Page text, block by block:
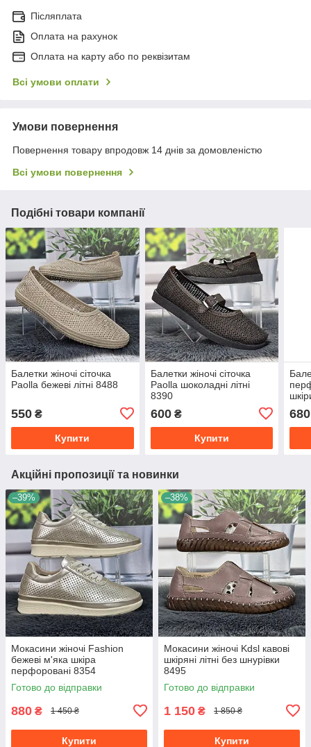
Післяплата
Оплата на рахунок
Оплата на карту або по реквізитам
Всі умови оплати
Умови повернення
Повернення товару впродовж 14 днів за домовленістю
Всі умови повернення
Подібні товари компанії
Балетки жіночі сіточка
Paolla бежеві літні 8488
550 ₴
Купити
Балетки жіночі сіточка
Paolla шоколадні літні
8390
600₴
Купити
680
Акційні пропозиції та новинки
–39%
Мокасини жіночі Fashion
бежеві м'яка шкіра
перфоровані 8354
Готово до відправки
880 ₴ 1 450 ₴
Купити
–38%
Мокасини жіночі Kdsl кавові
шкіряні літні без шнурівки
8495
Готово до відправки
1 150 ₴ 1 850 ₴
Купити